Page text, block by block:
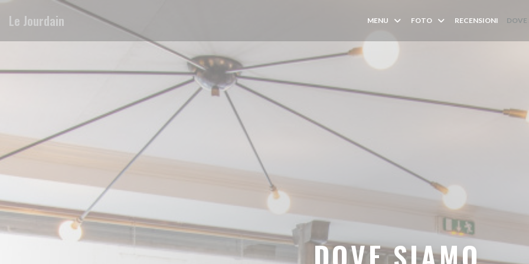
Personalizzazione delle tue scelte sui cookie
Le Jourdain MENU FOTO RECENSIONI DOVE